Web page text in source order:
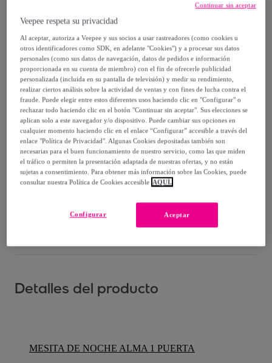
Posible recogida de tu antiguo producto
Vendido porVS Venta-Stock
Entrega
Envío gratis
Entrega: Entre el14/08y el17/08
¿Cómo funciona?
Detalles del producto
MESITA DE NOCHE ALMA 1 PUERTA
Veepee respeta su privacidad
Al aceptar, autoriza a Veepee y sus socios a usar rastreadores (como cookies u
otros identificadores como SDK, en adelante "Cookies") y a procesar sus datos
personales (como sus datos de navegación, datos de pedidos e información
proporcionada en su cuenta de miembro) con el fin de ofrecerle publicidad
personalizada (incluida en su pantalla de televisión) y medir su rendimiento,
realizar ciertos análisis sobre la actividad de ventas y con fines de lucha contra el
fraude. Puede elegir entre estos diferentes usos haciendo clic en "Configurar" o
rechazar todo haciendo clic en el botón "Continuar sin aceptar". Sus elecciones se
aplican solo a este navegador y/o dispositivo. Puede cambiar sus opciones en
cualquier momento haciendo clic en el enlace “Configurar” accesible a través del
enlace "Política de Privacidad". Algunas Cookies depositadas también son
necesarias para el buen funcionamiento de nuestro servicio, como las que miden
el tráfico o permiten la presentación adaptada de nuestras ofertas, y no están
sujetas a consentimiento. Para obtener más información sobre las Cookies, puede
consultar nuestra Política de Cookies accesible AQUÍ.
Aceptar
Configurar
Continuar sin aceptar